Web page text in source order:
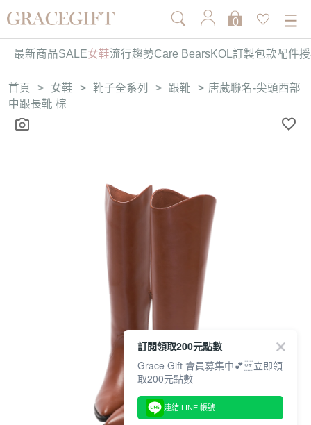
0
最新商品SALE女鞋流行趨勢Care BearsKOL訂製包款配件
首頁 > 女鞋 > 靴子全系列 > 跟靴 > 唐葳聯名-尖頭西部
中跟長靴 棕
訂閱領取200元點數
Grace Gift 會員募集中💕 立即領
取200元點數
連結 LINE 帳號